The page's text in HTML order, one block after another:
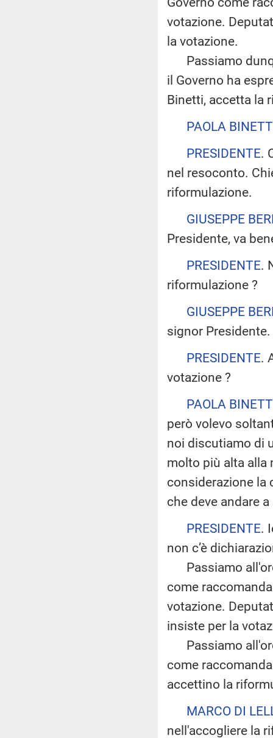
votazione.
la votazione.
Passiamo
il Governo ha
Binetti, accetta la
PAOLA
PRESIDENTE.
nel resoconto.
riformulazione.
GIUSEPPE
Presidente, va
PRESIDENTE.
riformulazione ?
GIUSEPPE
signor Presidente.
PRESIDENTE.
votazione ?
PAOLA
però volevo
noi discutiamo di
molto più alta alla
considerazione la
che deve andare
PRESIDENTE.
non c’è
Passiamo
come
votazione.
insiste per la
Passiamo
come
accettino la
MARCO DI
nell'accogliere la